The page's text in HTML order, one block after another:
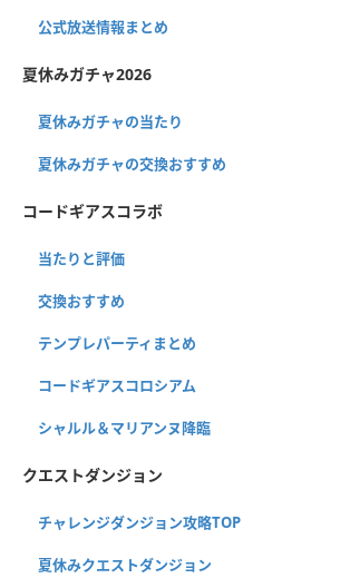
公式放送情報まとめ
夏休みガチャ2026
夏休みガチャの当たり
夏休みガチャの交換おすすめ
コードギアスコラボ
当たりと評価
交換おすすめ
テンプレパーティまとめ
コードギアスコロシアム
シャルル＆マリアンヌ降臨
クエストダンジョン
チャレンジダンジョン攻略TOP
夏休みクエストダンジョン